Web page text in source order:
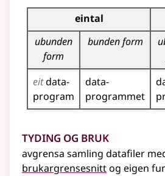
Bøyningstabell for dette
eintal
ubunden
form
bunden form
eitdata­
program
data­
programmet
Tyding og bruk
avgrensa samling datafiler
brukargrensesnittog eigen